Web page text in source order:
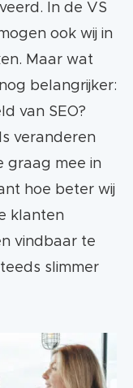
In de VS
ook wij in
Maar wat
belangrijker:
van SEO?
veranderen
graag mee in
hoe beter wij
klanten
vindbaar te
slimmer